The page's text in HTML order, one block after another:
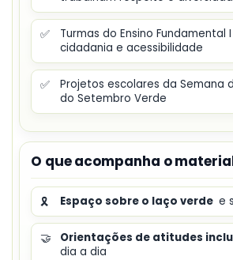
✅
Turmas do Ensino Fundamental
cidadania e acessibilidade
✅
Projetos escolares da Semana
do Setembro Verde
O que acompanha o
🎗️ Espaço sobre o laço verde e
🤝 Orientações de atitudes
dia a dia